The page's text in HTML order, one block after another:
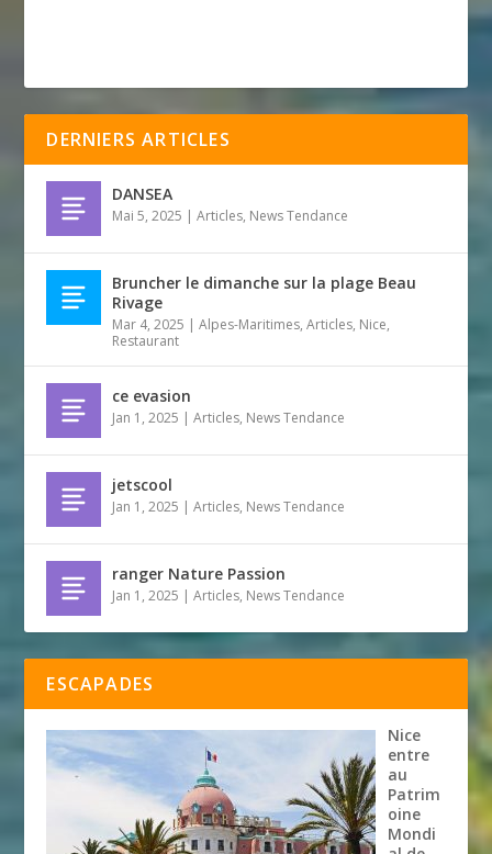
DERNIERS ARTICLES
DANSEA
Mai 5, 2025 |Articles, News Tendance
Bruncher le dimanche sur la plage Beau
Rivage
Mar 4, 2025 |Alpes-Maritimes,Articles, Nice,
Restaurant
ce evasion
Jan 1, 2025 |Articles, News Tendance
jetscool
Jan 1, 2025 |Articles, News Tendance
ranger Nature Passion
Jan 1, 2025 |Articles, News Tendance
ESCAPADES
Nice
entre
au
Patrim
oine
Mondi